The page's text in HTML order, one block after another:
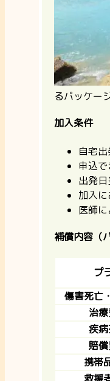
るパッケー
加入条件
自宅
申込
出発
加入に
医師
補償内容（
プ
傷害死亡
治
疾
賠
携帯